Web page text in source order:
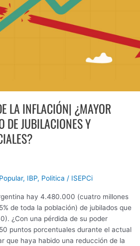
LA INFLACIÓN| ¿MAYOR
DE JUBILACIONES Y
, IBP, Politica / ISEPCi
hay 4.480.000 (cuatro millones
de toda la población) de jubilados que
¿Con una pérdida de su poder
puntos porcentuales durante el actual
que haya habido una reducción de la